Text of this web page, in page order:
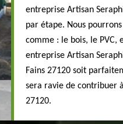
entreprise Artisan
par étape. Nous
comme : le bois, le PVC,
entreprise Artisan
Fains 27120 soit
sera ravie de contribuer
27120.